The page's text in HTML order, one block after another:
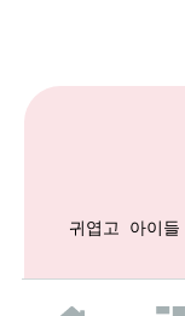
귀엽고 아이